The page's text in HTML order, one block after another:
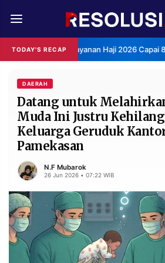
TODAY'S RECAP
Layanan Haji 2026 Capai 83,28%,
REDAKSI TENTANG
RESOLUSI IKLAN
RUBRIKASI
EDITORIAL AKSARA
DAERAH NASIONAL
MANCA SPORT
INFORMASI
DAERAH
Datang untuk
Muda Ini Justru
Keluarga Geruduk
Pamekasan
N.F Mubarok
26 Jun 2026 • 07:22 WIB